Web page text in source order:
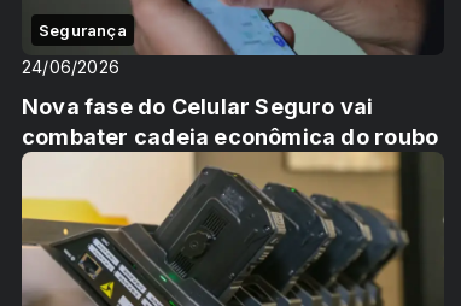
Segurança
24/06/2026
Nova fase do Celular Seguro vai
combater cadeia econômica do roubo